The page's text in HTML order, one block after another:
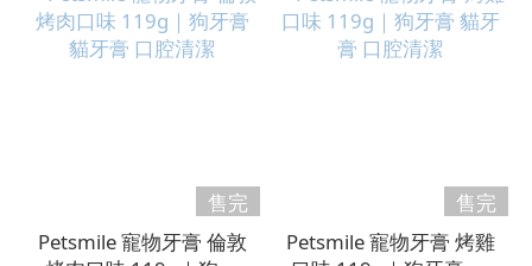
售完
Petsmile 寵物牙膏 倫敦
售完
Petsmile 寵物牙膏 烤雞